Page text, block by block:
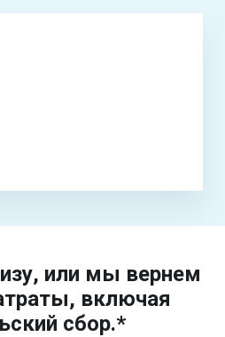
или мы вернем
включая
сбор.*